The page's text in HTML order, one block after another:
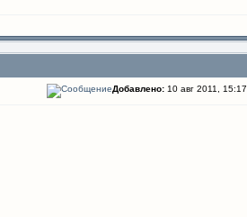
Добавлено: 10 авг 2011, 15:17